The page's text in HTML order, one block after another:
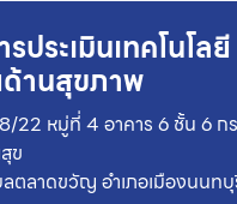
ประเมินเทคโนโลยี
ด้านสุขภาพ
22 หมู่ที่ 4 อาคาร 6 ชั้น 6 ก
ข
ตลาดขวัญ อำเภอเมืองนนท